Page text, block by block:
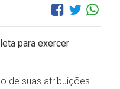
para exercer
de suas atribuições